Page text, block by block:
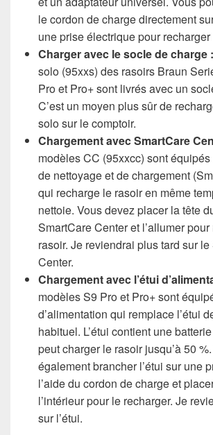
le cordon de charge directement
une prise électrique pour
Charger avec le socle de charge :
solo (95xxs) des rasoirs Braun
Pro et Pro+ sont livrés avec un
C’est un moyen plus sûr de
solo sur le comptoir.
Chargement avec SmartCare
modèles CC (95xxcc) sont équipés
de nettoyage et de chargement
qui recharge le rasoir en même
nettoie. Vous devez placer la tête
SmartCare Center et l’allumer
rasoir. Je reviendrai plus tard sur
Center.
Chargement avec l’étui
modèles S9 Pro et Pro+ sont
d’alimentation qui remplace l’étui
habituel. L’étui contient une
peut charger le rasoir jusqu’à 50
également brancher l’étui sur une
l’aide du cordon de charge et
l’intérieur pour le recharger. Je
sur l’étui.